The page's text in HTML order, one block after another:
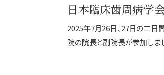
日本臨床歯周病学
2025年7月26日、27日の二日
院の院長と副院長が参加しま